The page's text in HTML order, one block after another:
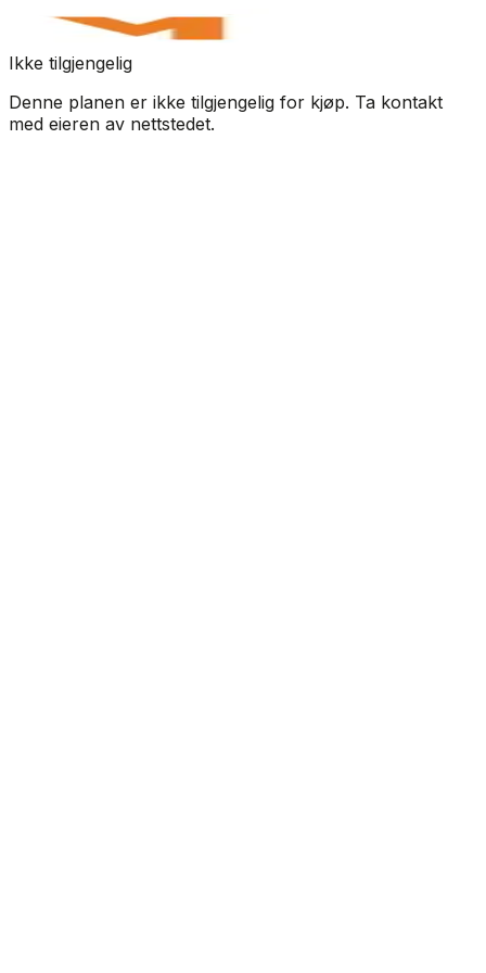
Ikke tilgjengelig
Denne planen er ikke tilgjengelig for kjøp. Ta kontakt
med eieren av nettstedet.